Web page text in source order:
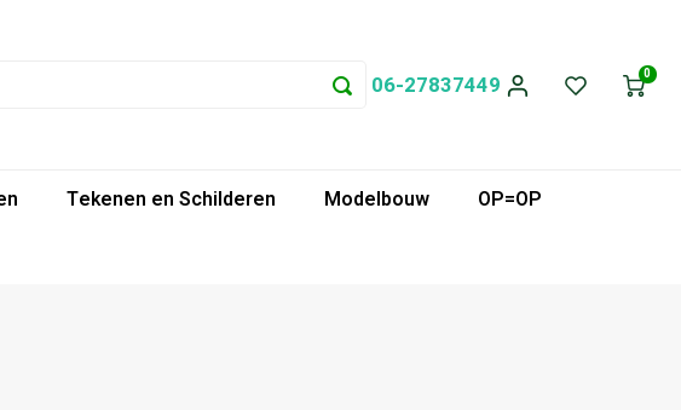
06-27837449 0
Tekenen en Schilderen Modelbouw
OP=OP